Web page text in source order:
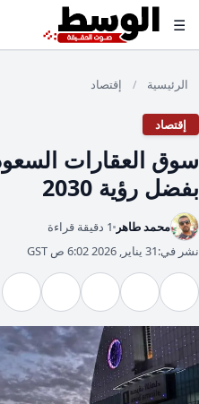
☰
الرئيسية / إقتصاد
إقتصاد
سوق العقارات
بفضل رؤية 2030
محمد طاهر 1 دقيقة قراءة
نشر في:31 يناير, 2026 6:02 ص GST